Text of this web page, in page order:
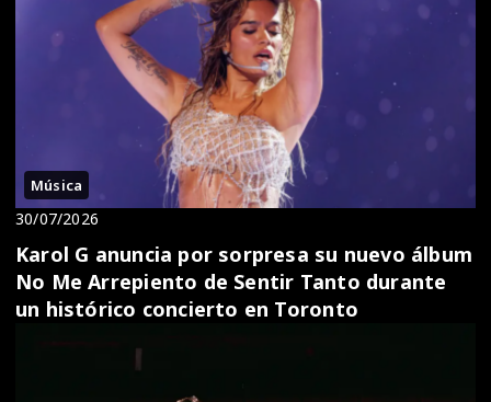
Música
30/07/2026
Karol G anuncia por sorpresa su nuevo álbum
No Me Arrepiento de Sentir Tanto durante
un histórico concierto en Toronto